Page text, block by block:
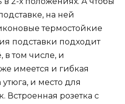
на ней
термостойкие
подставки подходит
в том числе, и
имеется и гибкая
и место для
розетка с